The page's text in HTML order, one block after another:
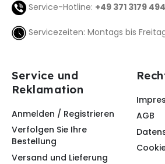
Service-Hotline: +49 371 3179
Servicezeiten: Montags bis
Service und
Reklamation
Anmelden / Registrieren
Verfolgen Sie Ihre
Bestellung
Versand und Lieferung
AGB